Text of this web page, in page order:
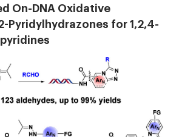
On-DNA Oxidative
Pyridylhydrazones for 1,2,4-